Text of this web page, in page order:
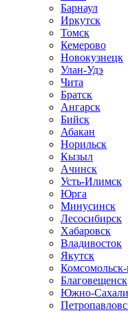
Барнаул
Иркутск
Томск
Кемерово
Новокузнецк
Улан-Удэ
Чита
Братск
Ангарск
Бийск
Абакан
Норильск
Кызыл
Ачинск
Усть-Илимск
Юрга
Минусинск
Лесосибирск
Хабаровск
Владивосток
Якутск
Благовещенск
Южно-